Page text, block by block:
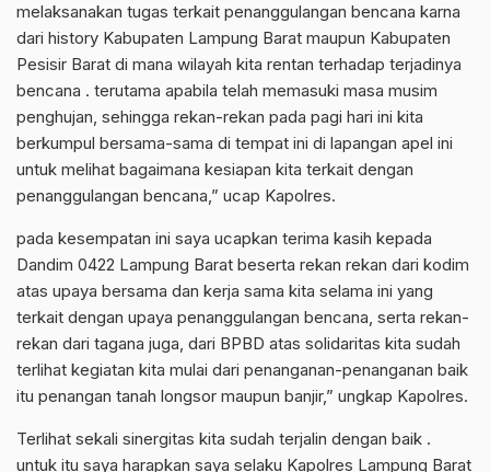
melaksanakan tugas terkait penanggulangan bencana karna
dari history Kabupaten Lampung Barat maupun Kabupaten
Pesisir Barat di mana wilayah kita rentan terhadap terjadinya
bencana . terutama apabila telah memasuki masa musim
penghujan, sehingga rekan-rekan pada pagi hari ini kita
berkumpul bersama-sama di tempat ini di lapangan apel ini
untuk melihat bagaimana kesiapan kita terkait dengan
penanggulangan bencana,” ucap Kapolres.
pada kesempatan ini saya ucapkan terima kasih kepada
Dandim 0422 Lampung Barat beserta rekan rekan dari kodim
atas upaya bersama dan kerja sama kita selama ini yang
terkait dengan upaya penanggulangan bencana, serta rekan-
rekan dari tagana juga, dari BPBD atas solidaritas kita sudah
terlihat kegiatan kita mulai dari penanganan-penanganan baik
itu penangan tanah longsor maupun banjir,” ungkap Kapolres.
Terlihat sekali sinergitas kita sudah terjalin dengan baik .
untuk itu saya harapkan saya selaku Kapolres Lampung Barat